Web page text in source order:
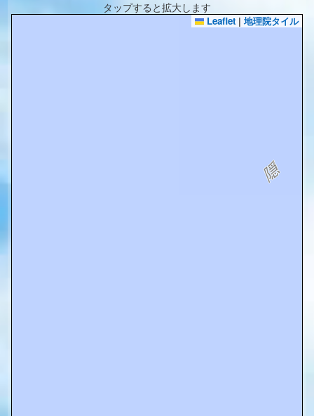
タップすると拡大します
Leaflet | 地理院タイル